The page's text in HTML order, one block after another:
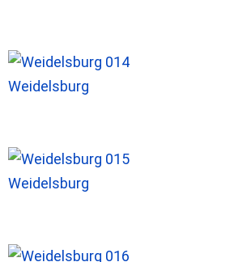
Weidelsburg
Weidelsburg